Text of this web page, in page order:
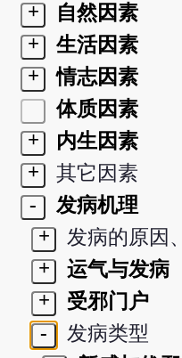
+
自然因素
+
生活因素
+
情志因素
体质因素
+
内生因素
+
其它因素
-
发病机理
+
发病的原因
+
运气与发病
+
受邪门户
-
发病类型